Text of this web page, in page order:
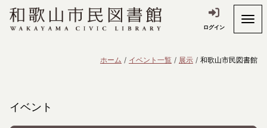
ログイン
ホーム イベント一覧 展示 和歌山市民図書館
イベント